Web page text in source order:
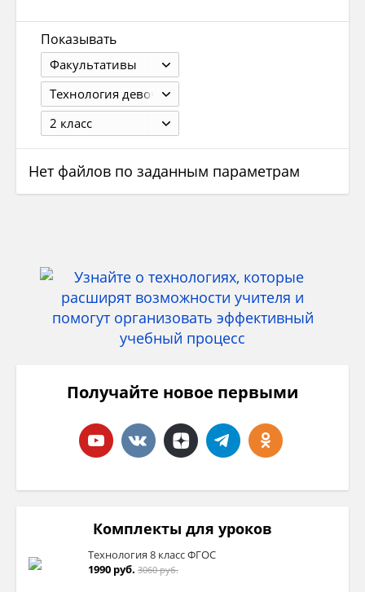
Показывать
Факультативы
Технология девочки
2 класс
Нет файлов по заданным параметрам
Получайте новое первыми
Комплекты для уроков
Технология 8 класс ФГОС
1990 руб. 3060 руб.